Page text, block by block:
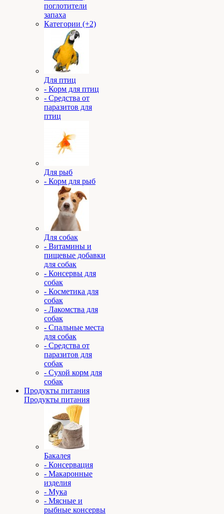
поглотители
запаха
Категории (+2)
Для птиц
- Корм для птиц
- Средства от
паразитов для
птиц
Для рыб
- Корм для рыб
Для собак
- Витамины и
пищевые добавки
для собак
- Консервы для
собак
- Косметика для
собак
- Лакомства для
собак
- Спальные места
для собак
- Средства от
паразитов для
собак
- Сухой корм для
собак
Продукты питания
Продукты питания
Бакалея
- Консервация
- Макаронные
изделия
- Мука
- Мясные и
рыбные консервы